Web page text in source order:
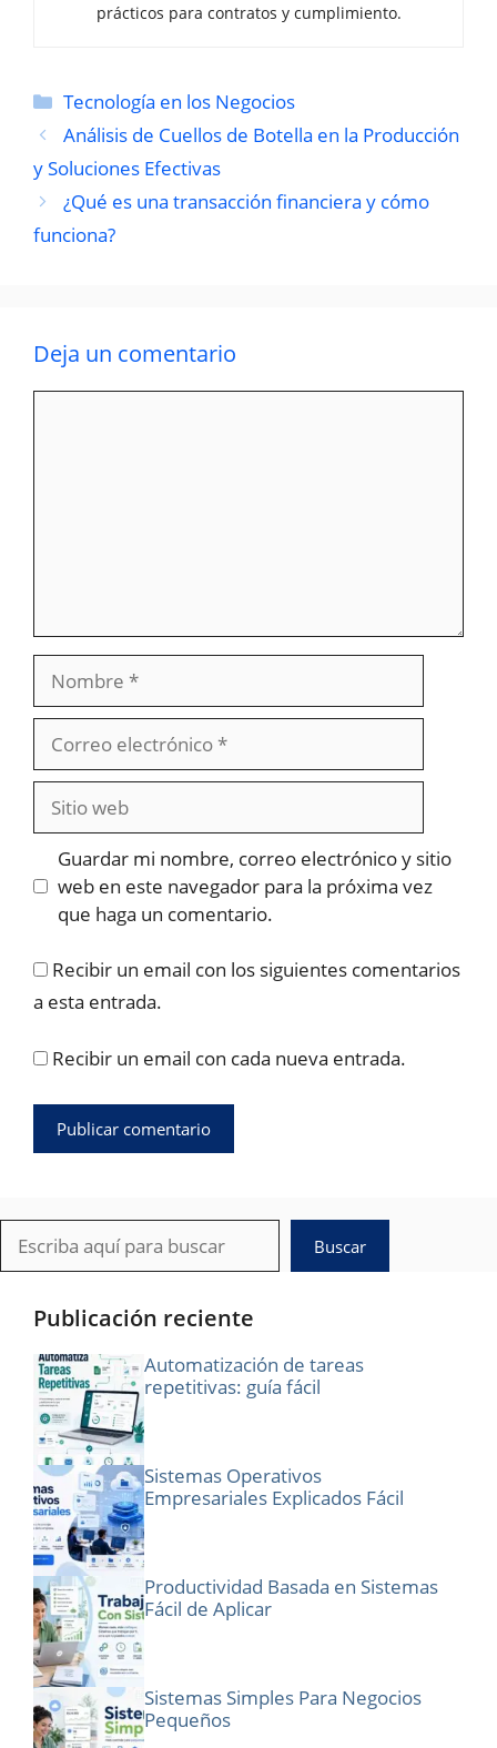
prácticos para contratos y cumplimiento.
Categorías
Tecnología en los Negocios
Análisis de Cuellos de Botella en la Producción
y Soluciones Efectivas
¿Qué es una transacción financiera y cómo
funciona?
Deja un comentario
Nombre
electrónico
Sitio
web
Guardar mi nombre, correo electrónico y sitio
web en este navegador para la próxima vez
que haga un comentario.
Recibir un email con los siguientes comentarios
a esta entrada.
Recibir un email con cada nueva entrada.
Buscar
Buscar
Publicación reciente
Automatización de tareas
repetitivas: guía fácil
Sistemas Operativos
Empresariales Explicados Fácil
Productividad Basada en Sistemas
Fácil de Aplicar
Sistemas Simples Para Negocios
Pequeños